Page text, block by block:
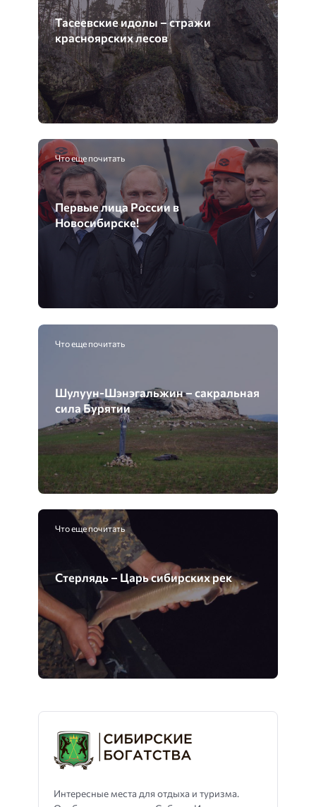
Тасеевские идолы – стражи
красноярских лесов
Что еще почитать
Первые лица России в
Новосибирске!
Что еще почитать
Шулуун-Шэнэгальжин – сакральная
сила Бурятии
Что еще почитать
Стерлядь – Царь сибирских рек
Интересные места для отдыха и туризма.